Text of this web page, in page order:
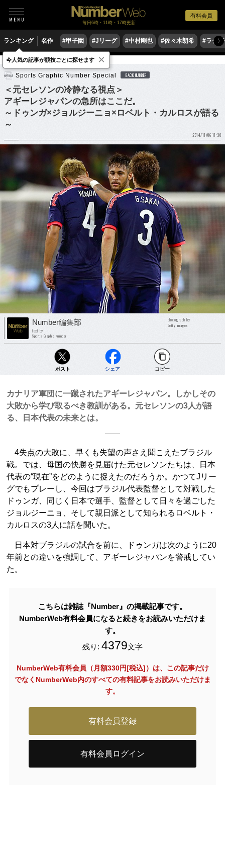
有料会員
毎日6時・11時・17時更新
ランキング 名作 #甲子園 #Jリーグ #中村剛也 #佐々木朗希 #ラグ〉
サッカー サッカー日本代表
Sports Graphic Number Special BACK NUMBER
＜元セレソンの冷静なる視点＞
アギーレジャパンの急所はここだ。
～ドゥンガ×ジョルジーニョ×ロベルト・カルロスが語る
～
2014/11/06 11:30
Number編集部
text by
Sports Graphic Number
photograph by
Getty Images
ポスト シェア コピー
カナリア軍団に一蹴されたアギーレジャパン。しかしその
大敗から学び取るべき教訓がある。元セレソンの3人が語
る、日本代表の未来とは。
4失点の大敗に、早くも失望の声さえ聞こえたブラジル
戦。では、母国の快勝を見届けた元セレソンたちは、日本
代表の“現在”をどのように捉えたのだろうか。かつてJリー
グでもプレーし、今回はブラジル代表監督として対戦した
ドゥンガ、同じく日本で選手、監督として日々を過ごした
ジョルジーニョ、そして親日派として知られるロベルト・
カルロスの3人に話を聞いた。
日本対ブラジルの試合を前に、ドゥンガは次のように20
年前との違いを強調して、アギーレジャパンを警戒してい
た。
こちらは雑誌『Number』の掲載記事です。
NumberWeb有料会員になると続きをお読みいただけま
す。
残り: 4379文字
NumberWeb有料会員（月額330円[税込]）は、この記事だけ
でなく NumberWeb内のすべての有料記事をお読みいただけま
す。
有料会員登録
有料会員ログイン
今人気の記事が競技ごとに探せます ×